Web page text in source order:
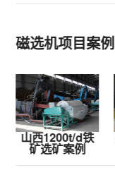
磁选机项目案例
山西1200t/d铁
矿选矿案例